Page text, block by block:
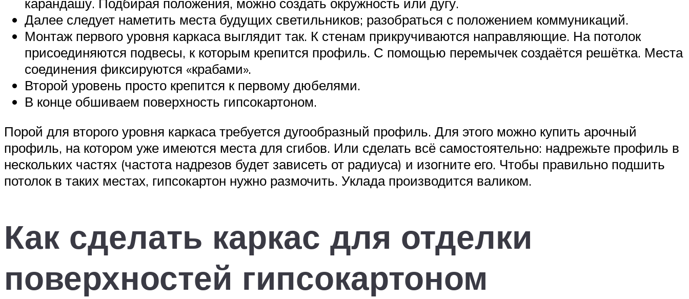
Далее следует наметить места будущих светильников; разобраться с положением коммуникаций.
Монтаж первого уровня каркаса выглядит так. К стенам прикручиваются направляющие. На потолок
присоединяются подвесы, к которым крепится профиль. С помощью перемычек создаётся решётка. Места
соединения фиксируются «крабами».
Второй уровень просто крепится к первому дюбелями.
В конце обшиваем поверхность гипсокартоном.
Порой для второго уровня каркаса требуется дугообразный профиль. Для этого можно купить арочный
профиль, на котором уже имеются места для сгибов. Или сделать всё самостоятельно: надрежьте профиль в
нескольких частях (частота надрезов будет зависеть от радиуса) и изогните его. Чтобы правильно подшить
потолок в таких местах, гипсокартон нужно размочить. Уклада производится валиком.
Как сделать каркас для отделки
поверхностей гипсокартоном